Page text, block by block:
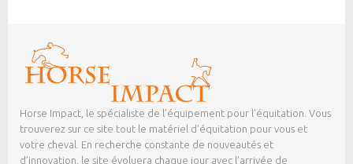
Horse Impact, le spécialiste de l’équipement pour l’équitation. Vous
trouverez sur ce site tout le matériel d’équitation pour vous et
votre cheval. En recherche constante de nouveautés et
d’innovation, le site évoluera chaque jour avec l’arrivée de